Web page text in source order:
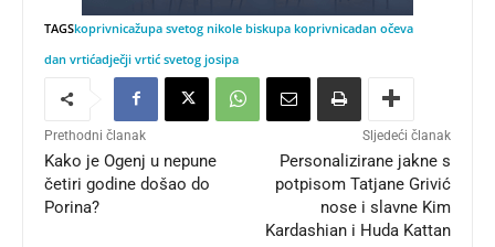
TAGSkoprivnicažupa svetog nikole biskupa koprivnicadan očeva
dan vrtićadječji vrtić svetog josipa
Prethodni članak
Kako je Ogenj u nepune
četiri godine došao do
Porina?
Sljedeći članak
Personalizirane jakne s
potpisom Tatjane Grivić
nose i slavne Kim
Kardashian i Huda Kattan